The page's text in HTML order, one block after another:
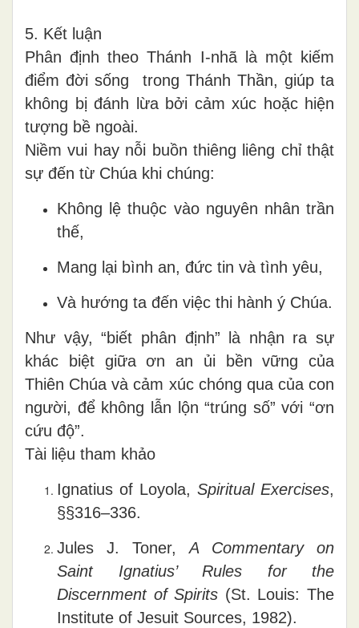
5. Kết luận
Phân định theo Thánh I-nhã là một kiếm
điểm đời sống trong Thánh Thần, giúp ta
không bị đánh lừa bởi cảm xúc hoặc hiện
tượng bề ngoài.
Niềm vui hay nỗi buồn thiêng liêng chỉ thật
sự đến từ Chúa khi chúng:
Không lệ thuộc vào nguyên nhân trần
thế,
Mang lại bình an, đức tin và tình yêu,
Và hướng ta đến việc thi hành ý Chúa.
Như vậy, “biết phân định” là nhận ra sự
khác biệt giữa ơn an ủi bền vững của
Thiên Chúa và cảm xúc chóng qua của con
người, để không lẫn lộn “trúng số” với “ơn
cứu độ”.
Tài liệu tham khảo
Ignatius of Loyola, Spiritual Exercises,
§§316–336.
Jules J. Toner,A Commentary on
Saint Ignatius’ Rules for the
Discernment of Spirits (St. Louis: The
Institute of Jesuit Sources, 1982).